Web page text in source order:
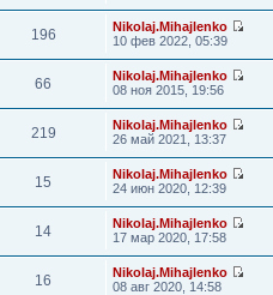
196
Nikolaj.Mihajlenko
10 фев 2022, 05:39
66
Nikolaj.Mihajlenko
08 ноя 2015, 19:56
219
Nikolaj.Mihajlenko
26 май 2021, 13:37
15
Nikolaj.Mihajlenko
24 июн 2020, 12:39
14
Nikolaj.Mihajlenko
17 мар 2020, 17:58
16
Nikolaj.Mihajlenko
08 авг 2020, 14:58